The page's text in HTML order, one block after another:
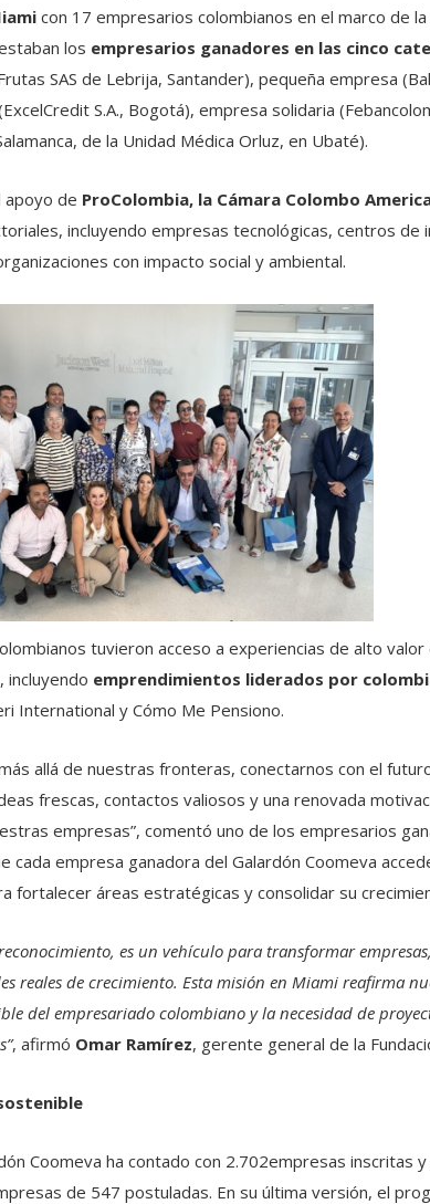
con 17 empresarios colombianos en el marco de la
los empresarios ganadores en las cinco
SAS de Lebrija, Santander), pequeña empresa
S.A., Bogotá), empresa solidaria
de la Unidad Médica Orluz, en Ubaté).
apoyo de ProColombia, la Cámara Colombo
incluyendo empresas tecnológicas, centros de
con impacto social y ambiental.
tuvieron acceso a experiencias de alto
incluyendo emprendimientos liderados por
International y Cómo Me Pensiono.
allá de nuestras fronteras, conectarnos con el
frescas, contactos valiosos y una renovada
empresas”, comentó uno de los empresarios
cada empresa ganadora del Galardón Coomeva
fortalecer áreas estratégicas y consolidar su
es un vehículo para transformar
reales de crecimiento. Esta misión en Miami reafirma
del empresariado colombiano y la necesidad de
, afirmó Omar Ramírez, gerente general de la
Coomeva ha contado con 2.702empresas inscritas
de 547 postuladas. En su última versión, el